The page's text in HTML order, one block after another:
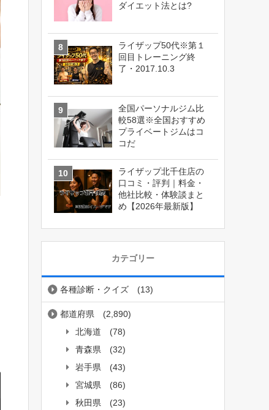
ダイエット法とは?
ライザップ50代※第１
回目トレーニング終
了・2017.10.3
全国パーソナルジム比
較58選※全国おすすめ
プライベートジムはコ
コだ
ライザップ北千住店の
口コミ・評判｜料金・
他社比較・体験談まと
め【2026年最新版】
カテゴリー
各種診断・クイズ (13)
都道府県
(2,890)
北海道
(78)
青森県
(32)
岩手県
(43)
宮城県
(86)
秋田県
(23)